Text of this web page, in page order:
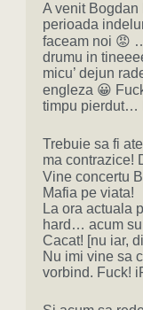
A venit Bogdan
perioada
faceam noi 😡
drumu in
micu’ dejun
engleza 😀
timpu pierdut…
Trebuie sa fi
ma contrazice!
Vine concertu
Mafia pe viata!
La ora actuala
hard… acum
Cacat! [nu iar,
Nu imi vine sa
vorbind. Fuck!